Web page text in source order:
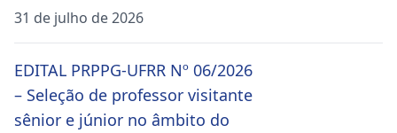
31 de julho de 2026
EDITAL PRPPG-UFRR Nº 06/2026
– Seleção de professor visitante
sênior e júnior no âmbito do